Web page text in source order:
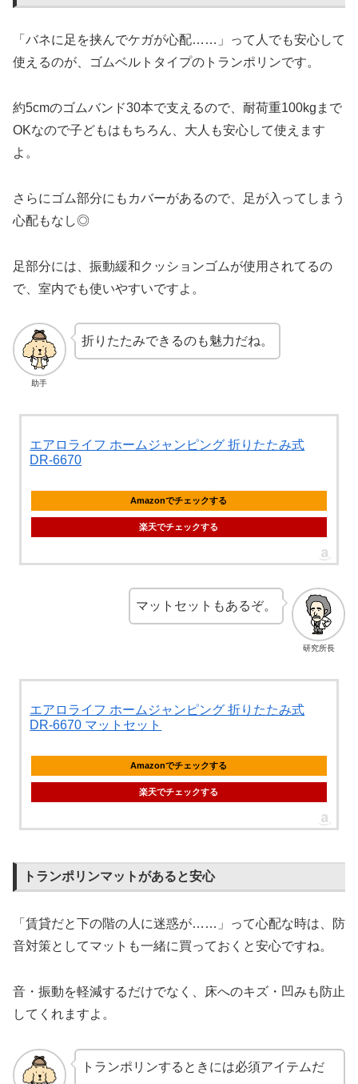
「バネに足を挟んでケガが心配……」って人でも安心して
使えるのが、ゴムベルトタイプのトランポリンです。
約5cmのゴムバンド30本で支えるので、耐荷重100kgまで
OKなので子どもはもちろん、大人も安心して使えます
よ。
さらにゴム部分にもカバーがあるので、足が入ってしまう
心配もなし◎
足部分には、振動緩和クッションゴムが使用されてるの
で、室内でも使いやすいですよ。
助手
折りたたみできるのも魅力だね。
エアロライフ ホームジャンピング 折りたたみ式
DR-6670
Amazonでチェックする
楽天でチェックする
研究所長
マットセットもあるぞ。
エアロライフ ホームジャンピング 折りたたみ式
DR-6670 マットセット
Amazonでチェックする
楽天でチェックする
トランポリンマットがあると安心
「賃貸だと下の階の人に迷惑が……」って心配な時は、防
音対策としてマットも一緒に買っておくと安心ですね。
音・振動を軽減するだけでなく、床へのキズ・凹みも防止
してくれますよ。
トランポリンするときには必須アイテムだ